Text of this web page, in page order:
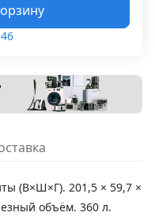
(В×Ш×Г). 201,5 × 59,7 ×
объём. 360 л.